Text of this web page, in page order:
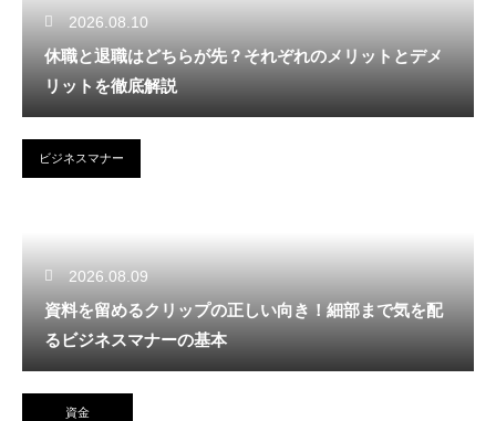
2026.08.10
休職と退職はどちらが先？それぞれのメリットとデメ
リットを徹底解説
ビジネスマナー
2026.08.09
資料を留めるクリップの正しい向き！細部まで気を配
るビジネスマナーの基本
資金